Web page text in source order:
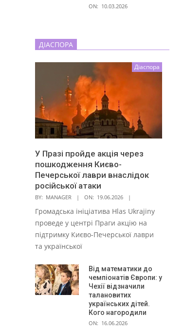
ON: 10.03.2026
ДІАСПОРА
Діаспора
У Празі пройде акція через
пошкодження Києво-
Печерської лаври внаслідок
російської атаки
BY: MANAGER ON: 19.06.2026
Громадська ініціатива Hlas Ukrajiny
проведе у центрі Праги акцію на
підтримку Києво-Печерської лаври
та української
Від математики до
чемпіонатів Європи: у
Чехії відзначили
талановитих
українських дітей.
Кого нагородили
ON: 16.06.2026